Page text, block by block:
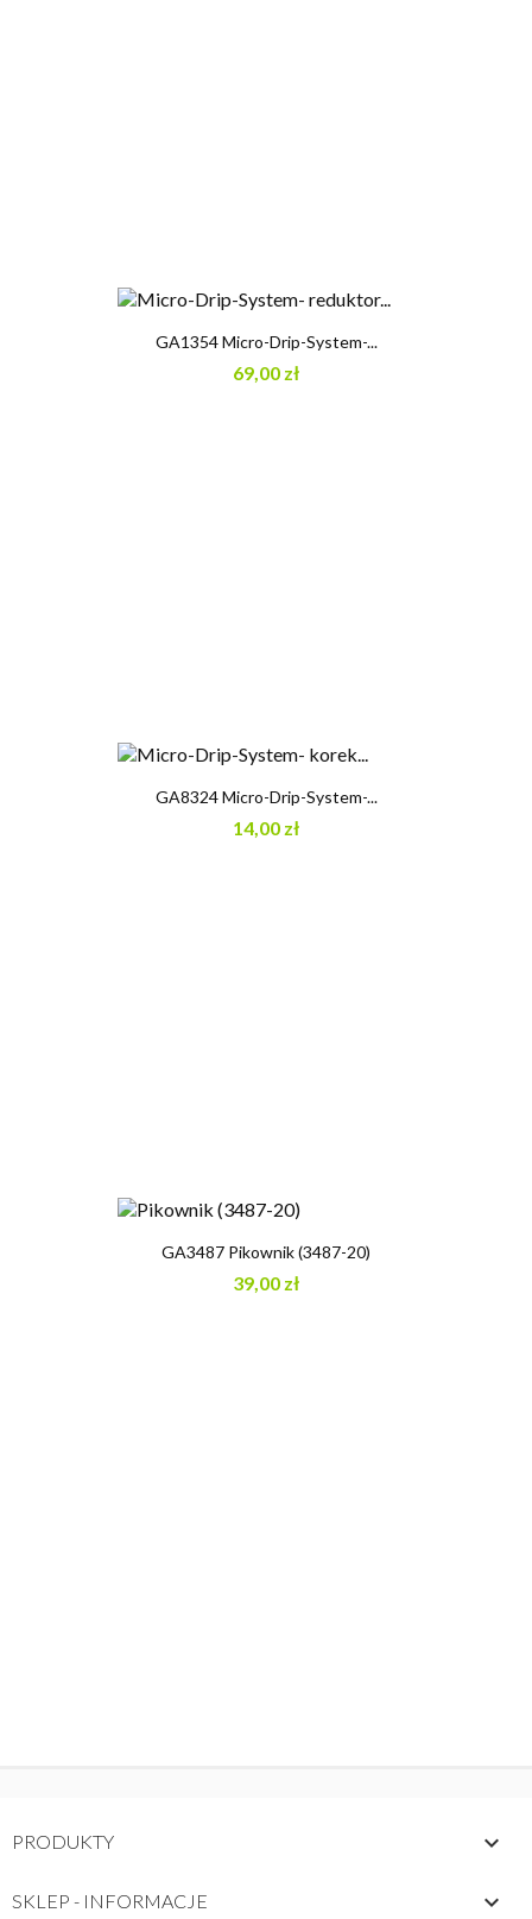
GA1354 Micro-Drip-System-...
69,00 zł
GA8324 Micro-Drip-System-...
14,00 zł
GA3487 Pikownik (3487-20)
39,00 zł
PRODUKTY 
SKLEP - INFORMACJE 